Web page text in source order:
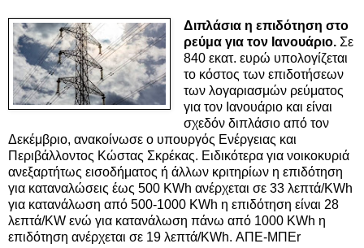
Διπλάσια η επιδότηση στο
ρεύμα για τον Ιανουάριο.Σε
840 εκατ. ευρώ υπολογίζεται
το κόστος των επιδοτήσεων
των λογαριασμών ρεύματος
για τον Ιανουάριο και είναι
σχεδόν διπλάσιο από τον
Δεκέμβριο, ανακοίνωσε ο υπουργός Ενέργειας και
Περιβάλλοντος Κώστας Σκρέκας. Ειδικότερα για νοικοκυριά
ανεξαρτήτως εισοδήματος ή άλλων κριτηρίων η επιδότηση
για καταναλώσεις έως 500 KWh ανέρχεται σε 33 λεπτά/KWh
για κατανάλωση από 500-1000 KWh η επιδότηση είναι 28
λεπτά/KW ενώ για κατανάλωση πάνω από 1000 KWh η
επιδότηση ανέρχεται σε 19 λεπτά/KWh. ΑΠΕ-ΜΠΕr